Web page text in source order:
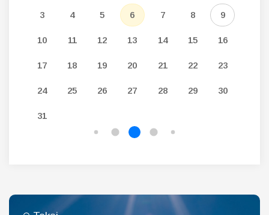
3 4 5 6 7 8 9
10 11 12 13 14 15 16
17 18 19 20 21 22 23
24 25 26 27 28 29 30
31